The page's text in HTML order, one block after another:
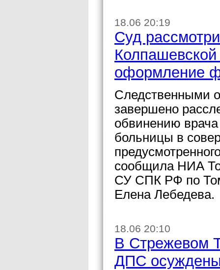
18.06 20:19
Суд
оформление
Следственными
завершено
обвинению
больницы в
сообщила НИА
СУ СПК РФ по
Елена Лебедева.
18.06 20:10
В Стрежевом
ДПС осуждены